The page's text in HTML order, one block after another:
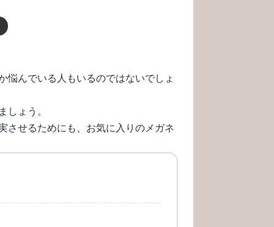
んでいる人もいるのではないでしょ
ょう。
させるためにも、お気に入りのメガネ